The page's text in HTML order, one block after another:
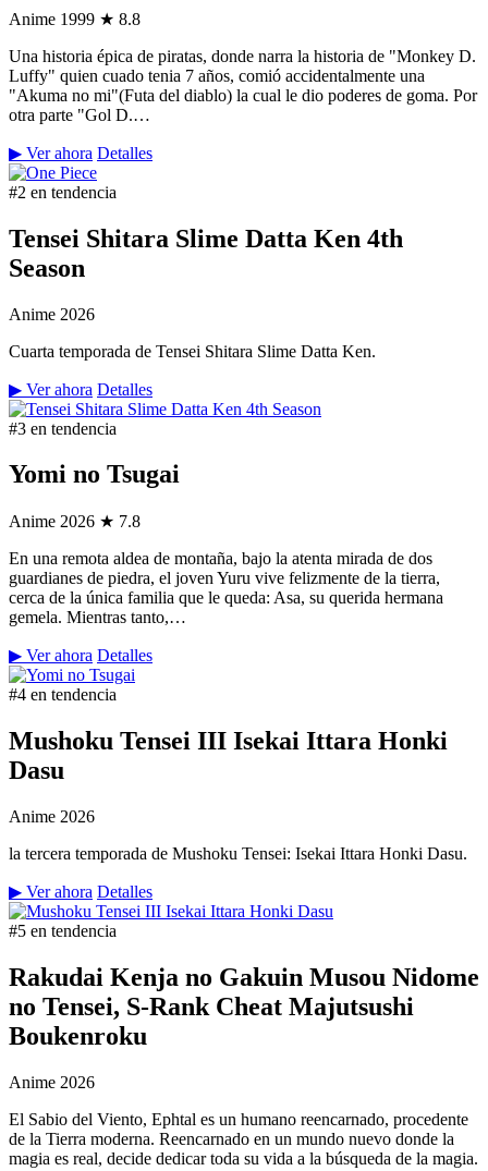
Anime 1999 ★ 8.8
Una historia épica de piratas, donde narra la historia de "Monkey D.
Luffy" quien cuado tenia 7 años, comió accidentalmente una
"Akuma no mi"(Futa del diablo) la cual le dio poderes de goma. Por
otra parte "Gol D.…
▶ Ver ahora Detalles
#2 en tendencia
Tensei Shitara Slime Datta Ken 4th
Season
Anime 2026
Cuarta temporada de Tensei Shitara Slime Datta Ken.
▶ Ver ahora Detalles
#3 en tendencia
Yomi no Tsugai
Anime 2026 ★ 7.8
En una remota aldea de montaña, bajo la atenta mirada de dos
guardianes de piedra, el joven Yuru vive felizmente de la tierra,
cerca de la única familia que le queda: Asa, su querida hermana
gemela. Mientras tanto,…
▶ Ver ahora Detalles
#4 en tendencia
Mushoku Tensei III Isekai Ittara Honki
Dasu
Anime 2026
la tercera temporada de Mushoku Tensei: Isekai Ittara Honki Dasu.
▶ Ver ahora Detalles
#5 en tendencia
Rakudai Kenja no Gakuin Musou Nidome
no Tensei, S-Rank Cheat Majutsushi
Boukenroku
Anime 2026
El Sabio del Viento, Ephtal es un humano reencarnado, procedente
de la Tierra moderna. Reencarnado en un mundo nuevo donde la
magia es real, decide dedicar toda su vida a la búsqueda de la magia.